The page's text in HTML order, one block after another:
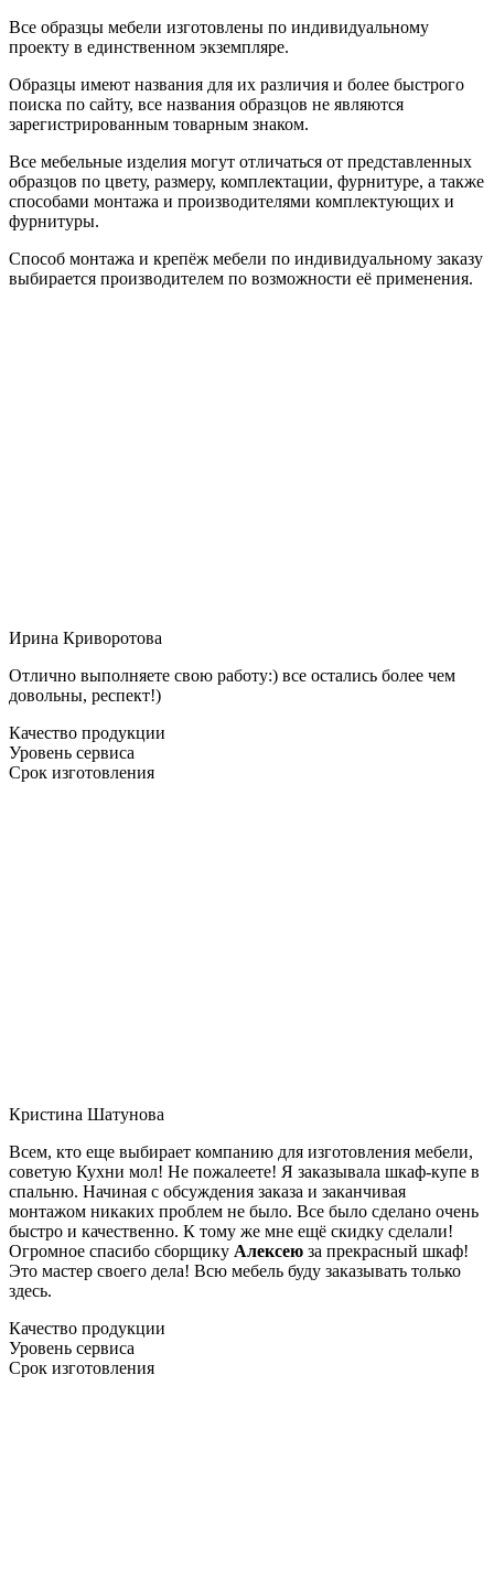
Все образцы мебели изготовлены по индивидуальному
проекту в единственном экземпляре.
Образцы имеют названия для их различия и более быстрого
поиска по сайту, все названия образцов не являются
зарегистрированным товарным знаком.
Все мебельные изделия могут отличаться от представленных
образцов по цвету, размеру, комплектации, фурнитуре, а также
способами монтажа и производителями комплектующих и
фурнитуры.
Способ монтажа и крепёж мебели по индивидуальному заказу
выбирается производителем по возможности её применения.
Ирина Криворотова
Отлично выполняете свою работу:) все остались более чем
довольны, респект!)
Качество продукции
Уровень сервиса
Срок изготовления
Кристина Шатунова
Всем, кто еще выбирает компанию для изготовления мебели,
советую Кухни мол! Не пожалеете! Я заказывала шкаф-купе в
спальню. Начиная с обсуждения заказа и заканчивая
монтажом никаких проблем не было. Все было сделано очень
быстро и качественно. К тому же мне ещё скидку сделали!
Огромное спасибо сборщику Алексею за прекрасный шкаф!
Это мастер своего дела! Всю мебель буду заказывать только
здесь.
Качество продукции
Уровень сервиса
Срок изготовления